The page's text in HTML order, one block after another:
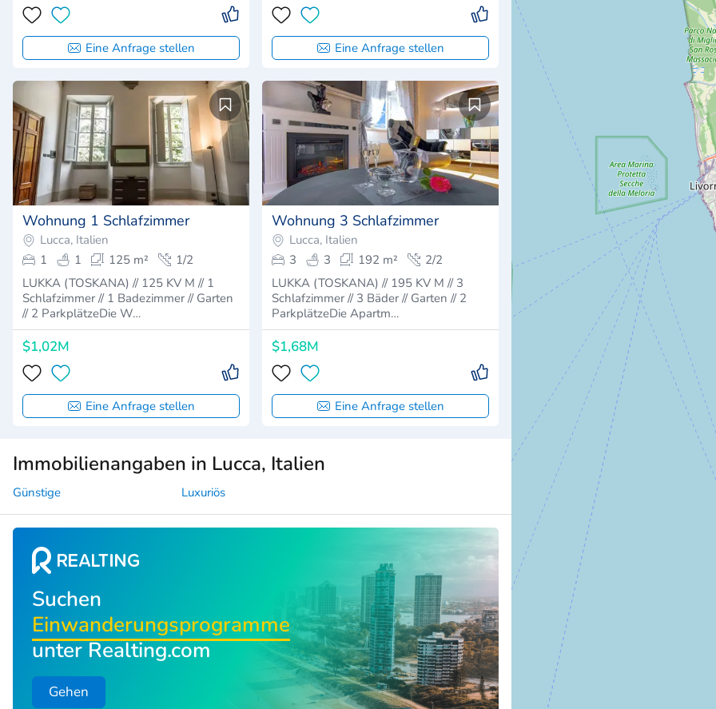
Eine Anfrage stellen Eine Anfrage stellen
Wohnung 1 Schlafzimmer
Lucca, Italien
1
1 125 m²
1/2
LUKKA (TOSKANA) // 125 KV M // 1
Schlafzimmer // 1 Badezimmer // Garten
// 2 ParkplätzeDie W…
$1,02M
Eine Anfrage stellen
Wohnung 3 Schlafzimmer
Lucca, Italien
3
3 192 m²
2/2
LUKKA (TOSKANA) // 195 KV M // 3
Schlafzimmer // 3 Bäder // Garten // 2
ParkplätzeDie Apartm…
$1,68M
Eine Anfrage stellen
Immobilienangaben in Lucca, Italien
Günstige Luxuriös
Suchen
Einwanderungsprogramme
unter Realting.com
Gehen